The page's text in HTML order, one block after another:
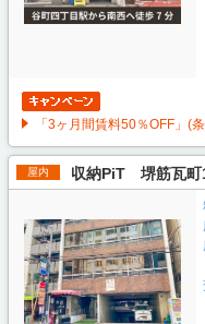
「3ヶ月間賃料50％OFF」(
屋内 収納PiT 堺筋瓦町